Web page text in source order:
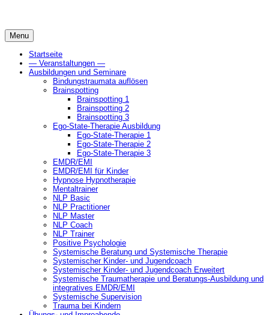
Menu
Startseite
— Veranstaltungen —
Ausbildungen und Seminare
Bindungstraumata auflösen
Brainspotting
Brainspotting 1
Brainspotting 2
Brainspotting 3
Ego-State-Therapie Ausbildung
Ego-State-Therapie 1
Ego-State-Therapie 2
Ego-State-Therapie 3
EMDR/EMI
EMDR/EMI für Kinder
Hypnose Hypnotherapie
Mentaltrainer
NLP Basic
NLP Practitioner
NLP Master
NLP Coach
NLP Trainer
Positive Psychologie
Systemische Beratung und Systemische Therapie
Systemischer Kinder- und Jugendcoach
Systemischer Kinder- und Jugendcoach Erweitert
Systemische Traumatherapie und Beratungs-Ausbildung und
integratives EMDR/EMI
Systemische Supervision
Trauma bei Kindern